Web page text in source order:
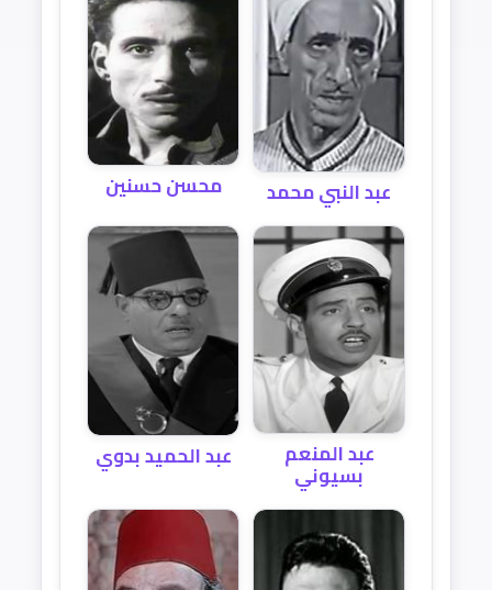
عبد النبي محمد محسن حسنين
عبد المنعم
بسيوني
عبد الحميد بدوي